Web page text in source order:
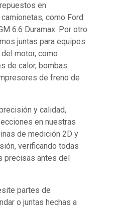
en
como Ford
6.6 Duramax. Por otro
juntas para equipos
motor, como
de calor, bombas
de freno de
y calidad,
en nuestras
de medición 2D y
verificando todas
precisas antes del
partes de
o juntas hechas a